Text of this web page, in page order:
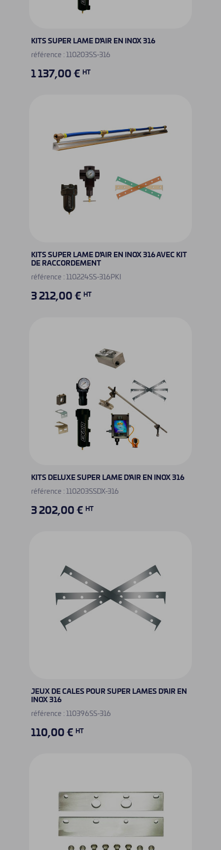
KITS SUPER LAME D'AIR EN INOX 316
référence : 110203SS-316
1 137,00 € HT
KITS SUPER LAME D'AIR EN INOX 316 AVEC KIT
DE RACCORDEMENT
référence : 110224SS-316PKI
3 212,00 € HT
KITS DELUXE SUPER LAME D'AIR EN INOX 316
référence : 110203SSDX-316
3 202,00 € HT
JEUX DE CALES POUR SUPER LAMES D'AIR EN
INOX 316
référence : 110396SS-316
110,00 € HT